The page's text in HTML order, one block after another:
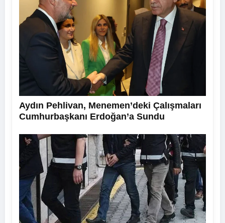
Aydın Pehlivan, Menemen’deki Çalışmaları
Cumhurbaşkanı Erdoğan’a Sundu